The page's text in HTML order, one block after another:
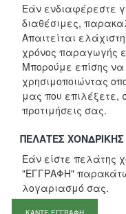
Εάν ενδιαφέρεστε
διαθέσιμες,
Απαιτείται
χρόνος παραγωγής
Μπορούμε επίσης
χρησιμοποιώντας
μας που επιλέξετε,
προτιμήσεις σας.
ΠΕΛΆΤΕΣ ΧΟΝΔΡΙΚΉΣ
Εάν είστε πελάτης
"ΕΓΓΡΑΦΗ"
λογαριασμό σας.